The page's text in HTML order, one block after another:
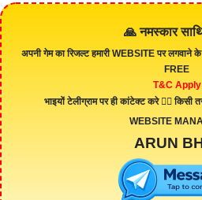
🙏 नमस्कार
अपनी गेम का रिजल्ट हमारीWEBSITEपर लगवाने के
FREE
T&C Apply
भाइयों टेलीग्राम पर ही कांटेक्ट करे 👇🏻 किसी
WEBSITE
ARUN